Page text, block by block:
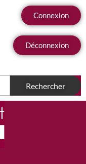
Connexion
Déconnexion